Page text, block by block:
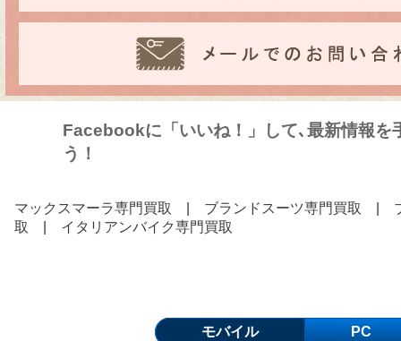
Facebookに「いいね！」して､最新情報を
う！
マックスマーラ専門買取 ブランドスーツ専門買取
取
イタリアンバイク専門買取
モバイル PC